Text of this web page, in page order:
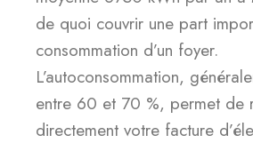
de quoi couvrir une part
consommation d’un foyer.
L’autoconsommation,
entre 60 et 70 %, permet de
directement votre facture